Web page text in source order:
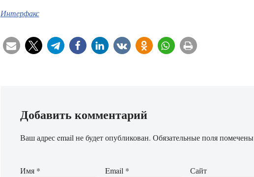
Интерфакс
Добавить комментарий
Ваш адрес email не будет опубликован. Обязательные поля помечены
Имя * Email * Сайт